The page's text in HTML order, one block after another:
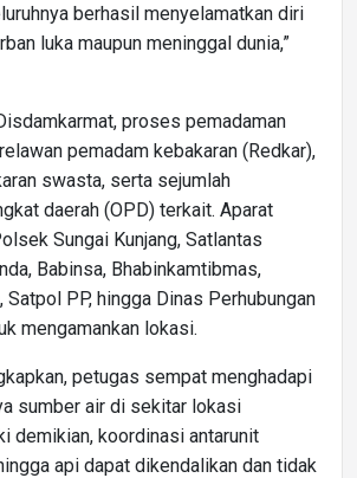
berhasil menyelamatkan diri
luka maupun meninggal dunia,”
proses pemadaman
pemadam kebakaran (Redkar),
swasta, serta sejumlah
daerah (OPD) terkait. Aparat
Sungai Kunjang, Satlantas
Babinsa, Bhabinkamtibmas,
PP, hingga Dinas Perhubungan
mengamankan lokasi.
petugas sempat menghadapi
sumber air di sekitar lokasi
demikian, koordinasi antarunit
api dapat dikendalikan dan tidak